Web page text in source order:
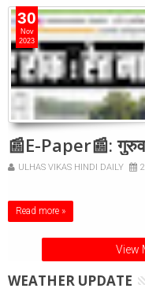
30
Nov
2023
📰E-Paper📰:
ULHAS VIKAS HINDI DAILY
Read more »
View
WEATHER UPDATE